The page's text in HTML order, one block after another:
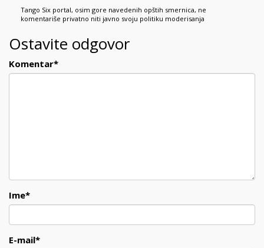
Tango Six portal, osim gore navedenih opštih smernica, ne
komentariše privatno niti javno svoju politiku moderisanja
Ostavite odgovor
Komentar*
Ime*
E-mail*